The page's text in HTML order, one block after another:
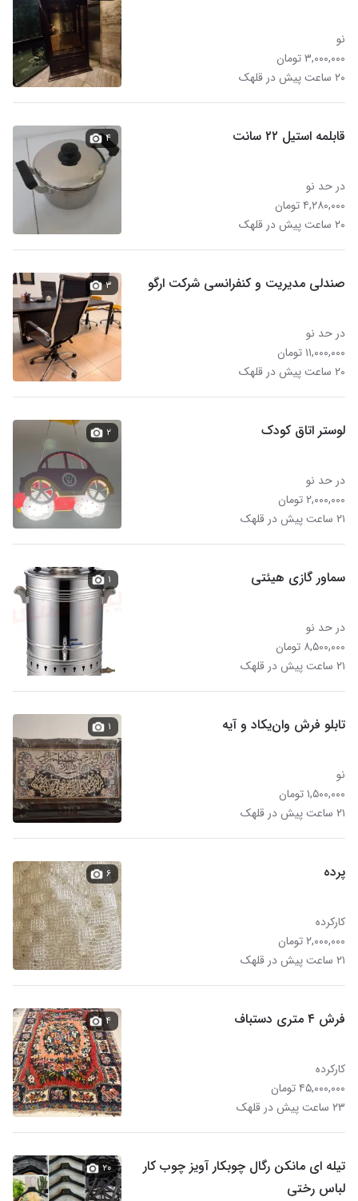
نو
۳,۰۰۰,۰۰۰ تومان
۲۰ ساعت پیش در قلهک
قابلمه استیل ۲۲ سانت
در حد نو
۴,۲۸۰,۰۰۰ تومان
۲۰ ساعت پیش در قلهک
۴
صندلی مدیریت و کنفرانسی شرکت ارگو
در حد نو
۱۱,۰۰۰,۰۰۰ تومان
۲۰ ساعت پیش در قلهک
۳
لوستر اتاق کودک
در حد نو
۲,۰۰۰,۰۰۰ تومان
۲۱ ساعت پیش در قلهک
۲
سماور گازی هیئتی
در حد نو
۸,۵۰۰,۰۰۰ تومان
۲۱ ساعت پیش در قلهک
۱
تابلو فرش وان‌یکاد و آیه
نو
۱,۵۰۰,۰۰۰ تومان
۲۱ ساعت پیش در قلهک
۱
پرده
کارکرده
۲,۰۰۰,۰۰۰ تومان
۲۱ ساعت پیش در قلهک
۶
فرش ۴ متری دستباف
کارکرده
۴۵,۰۰۰,۰۰۰ تومان
۲۳ ساعت پیش در قلهک
۴
تیله ای مانکن رگال چوبکار آویز چوب کار
لباس رختی
۲۰